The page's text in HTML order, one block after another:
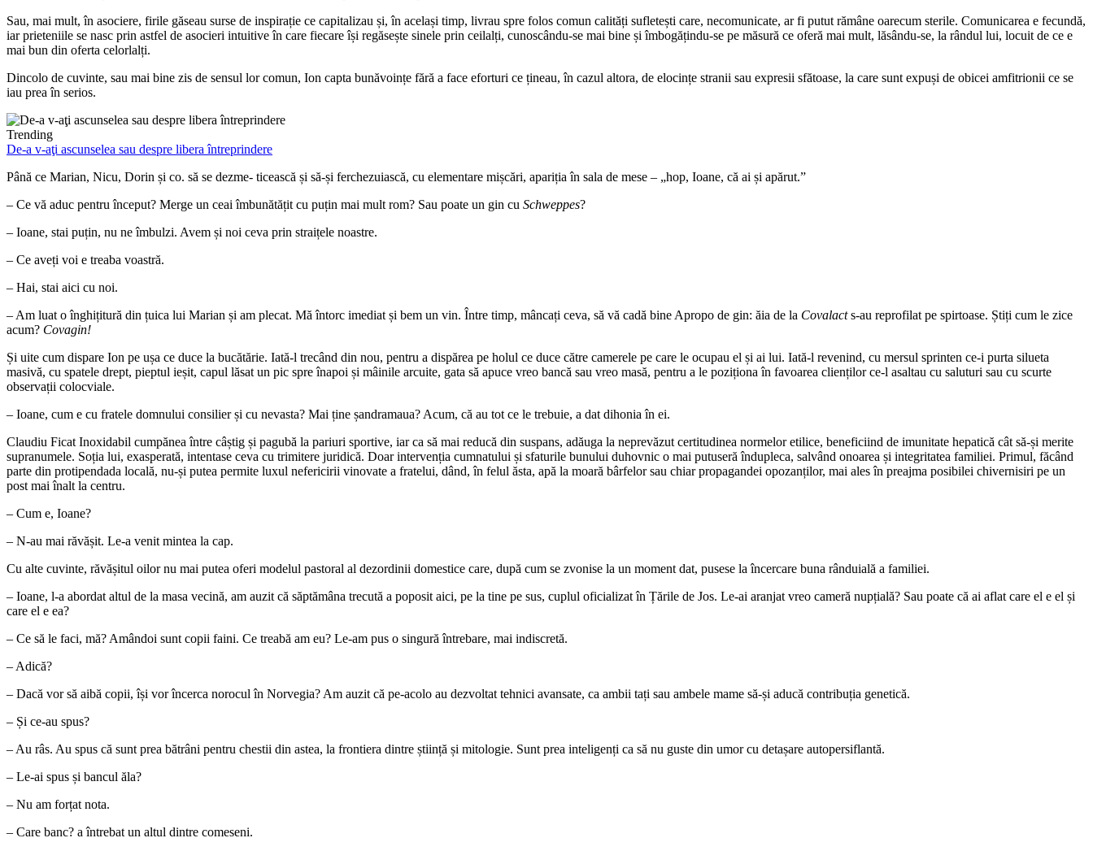
Sau, mai mult, în asociere, firile găseau surse de inspirație ce capitalizau și, în același timp, livrau spre folos comun calități sufletești care, necomunicate, ar fi putut rămâne oarecum sterile. Comunicarea e fecundă,
iar prieteniile se nasc prin astfel de asocieri intuitive în care fiecare își regăsește sinele prin ceilalți, cunoscându-se mai bine și îmbogățindu-se pe măsură ce oferă mai mult, lăsându-se, la rândul lui, locuit de ce e
mai bun din oferta celorlalți.
Dincolo de cuvinte, sau mai bine zis de sensul lor comun, Ion capta bunăvoințe fără a face eforturi ce țineau, în cazul altora, de elocințe stranii sau expresii sfătoase, la care sunt expuși de obicei amfitrionii ce se
iau prea în serios.
Trending
De-a v-aţi ascunselea sau despre libera întreprindere
Până ce Marian, Nicu, Dorin și co. să se dezme- ticească și să-și ferchezuiască, cu elementare mișcări, apariția în sala de mese – „hop, Ioane, că ai și apărut.”
– Ce vă aduc pentru început? Merge un ceai îmbunătățit cu puțin mai mult rom? Sau poate un gin cu Schweppes?
– Ioane, stai puțin, nu ne îmbulzi. Avem și noi ceva prin straițele noastre.
– Ce aveți voi e treaba voastră.
– Hai, stai aici cu noi.
– Am luat o înghițitură din țuica lui Marian și am plecat. Mă întorc imediat și bem un vin. Între timp, mâncați ceva, să vă cadă bine Apropo de gin: ăia de la Covalacts-au reprofilat pe spirtoase. Știți cum le zice
acum? Covagin!
Și uite cum dispare Ion pe ușa ce duce la bucătărie. Iată-l trecând din nou, pentru a dispărea pe holul ce duce către camerele pe care le ocupau el și ai lui. Iată-l revenind, cu mersul sprinten ce-i purta silueta
masivă, cu spatele drept, pieptul ieșit, capul lăsat un pic spre înapoi și mâinile arcuite, gata să apuce vreo bancă sau vreo masă, pentru a le poziționa în favoarea clienților ce-l asaltau cu saluturi sau cu scurte
observații colocviale.
– Ioane, cum e cu fratele domnului consilier și cu nevasta? Mai ține șandramaua? Acum, că au tot ce le trebuie, a dat dihonia în ei.
Claudiu Ficat Inoxidabil cumpănea între câștig și pagubă la pariuri sportive, iar ca să mai reducă din suspans, adăuga la neprevăzut certitudinea normelor etilice, beneficiind de imunitate hepatică cât să-și merite
supranumele. Soția lui, exasperată, intentase ceva cu trimitere juridică. Doar intervenția cumnatului și sfaturile bunului duhovnic o mai putuseră îndupleca, salvând onoarea și integritatea familiei. Primul, făcând
parte din protipendada locală, nu-și putea permite luxul nefericirii vinovate a fratelui, dând, în felul ăsta, apă la moară bârfelor sau chiar propagandei opozanților, mai ales în preajma posibilei chivernisiri pe un
post mai înalt la centru.
– Cum e, Ioane?
– N-au mai răvășit. Le-a venit mintea la cap.
Cu alte cuvinte, răvășitul oilor nu mai putea oferi modelul pastoral al dezordinii domestice care, după cum se zvonise la un moment dat, pusese la încercare buna rânduială a familiei.
– Ioane, l-a abordat altul de la masa vecină, am auzit că săptămâna trecută a poposit aici, pe la tine pe sus, cuplul oficializat în Țările de Jos. Le-ai aranjat vreo cameră nupțială? Sau poate că ai aflat care el e el și
care el e ea?
– Ce să le faci, mă? Amândoi sunt copii faini. Ce treabă am eu? Le-am pus o singură întrebare, mai indiscretă.
– Adică?
– Dacă vor să aibă copii, își vor încerca norocul în Norvegia? Am auzit că pe-acolo au dezvoltat tehnici avansate, ca ambii tați sau ambele mame să-și aducă contribuția genetică.
– Și ce-au spus?
– Au râs. Au spus că sunt prea bătrâni pentru chestii din astea, la frontiera dintre știință și mitologie. Sunt prea inteligenți ca să nu guste din umor cu detașare autopersiflantă.
– Le-ai spus și bancul ăla?
– Nu am forțat nota.
– Care banc? a întrebat un altul dintre comeseni.